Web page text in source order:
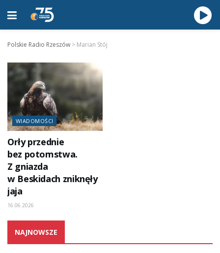
Polskie Radio Rzeszów > Marian Stój
WIADOMOŚCI
Orły przednie
bez potomstwa.
Z gniazda
w Beskidach zniknęły
jaja
16.06.2026
NAJNOWSZE